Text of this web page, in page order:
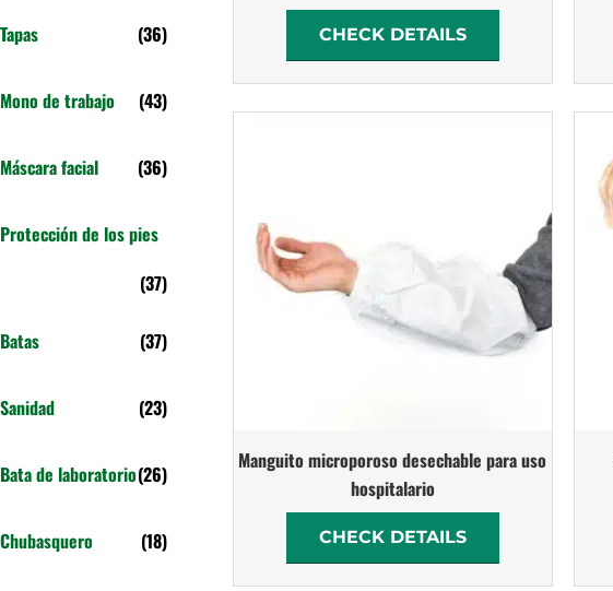
Tapas (36)
Mono de trabajo (43)
Máscara facial (36)
Protección de los pies
(37)
Batas (37)
Sanidad (23)
Bata de laboratorio(26)
Chubasquero (18)
CHECK DETAILS
Manguito microporoso desechable para uso
hospitalario
CHECK DETAILS